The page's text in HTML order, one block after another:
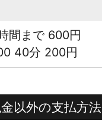
間まで 600円
40分 200円
以外の支払方法